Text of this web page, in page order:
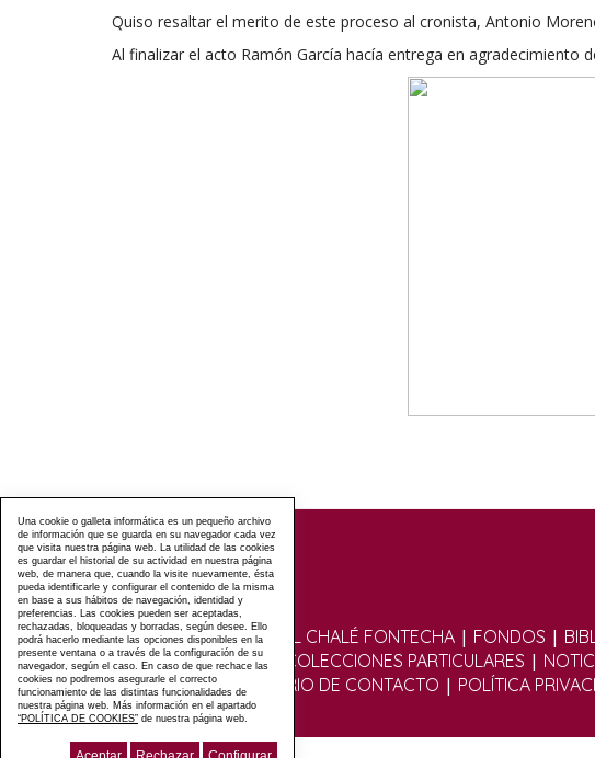
Quiso resaltar el merito de este proceso al cronista, Antonio
Al finalizar el acto Ramón García hacía entrega en
VISITAS GUIADAS AL CHALÉ FONTECHA| FONDOS |
FOTOGRÁFICO| COLECCIONES PARTICULARES |
|FOROS|FORMULARIO DE CONTACTO | POLÍTICA
Una cookie o galleta informática es un pequeño archivo
de información que se guarda en su navegador cada vez
que visita nuestra página web. La utilidad de las cookies
es guardar el historial de su actividad en nuestra página
web, de manera que, cuando la visite nuevamente, ésta
pueda identificarle y configurar el contenido de la misma
en base a sus hábitos de navegación, identidad y
preferencias. Las cookies pueden ser aceptadas,
rechazadas, bloqueadas y borradas, según desee. Ello
podrá hacerlo mediante las opciones disponibles en la
presente ventana o a través de la configuración de su
navegador, según el caso. En caso de que rechace las
cookies no podremos asegurarle el correcto
funcionamiento de las distintas funcionalidades de
nuestra página web. Más información en el apartado
“POLÍTICA DE COOKIES” de nuestra página web.